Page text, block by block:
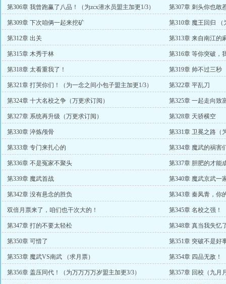
第306章 我曾跑赢了八品！（为zcx潜水员盟主加更1/3） 第307章 刺头你也敢
第309章 下次咱俩一起来挖矿 第310章 魔王回归 （
第312章 出关 第313章 来自南江的
第315章 木秀于林 第316章 等你突破，
第318章 太看重我了！ 第319章 帅不过三秒
第321章 打哭你们！（为一念之间小包子盟主加更1/3） 第322章 平乱刀
第324章 十大名校之争（万更求订阅） 第325章 一起走向致
第327章 系统再升级（万更求订阅） 第328章 天骄横空
第330章 淬炼颅骨 第331章 卫冕之路（
第333章 专门来扎心的 第334章 魔武的祸害
第336章 不是冤家不聚头 第337章 胆肥的才能
第339章 魔武首战 第340章 魔武京武一
第342章 没有悬念的胜负 第343章 秦凤青，你
双倍月票来了，咱们也干次大的！ 第345章 名校之强！
第347章 打的不要太轻松 第348章 真当我失忆
第350章 可惜了 第351章 突破不是好
第353章 魔武VS南武 （求月票） 第354章 四品无敌！
第356章 盖压同代！（为万万万万岁盟主加更3/3） 第357章 回校（九月